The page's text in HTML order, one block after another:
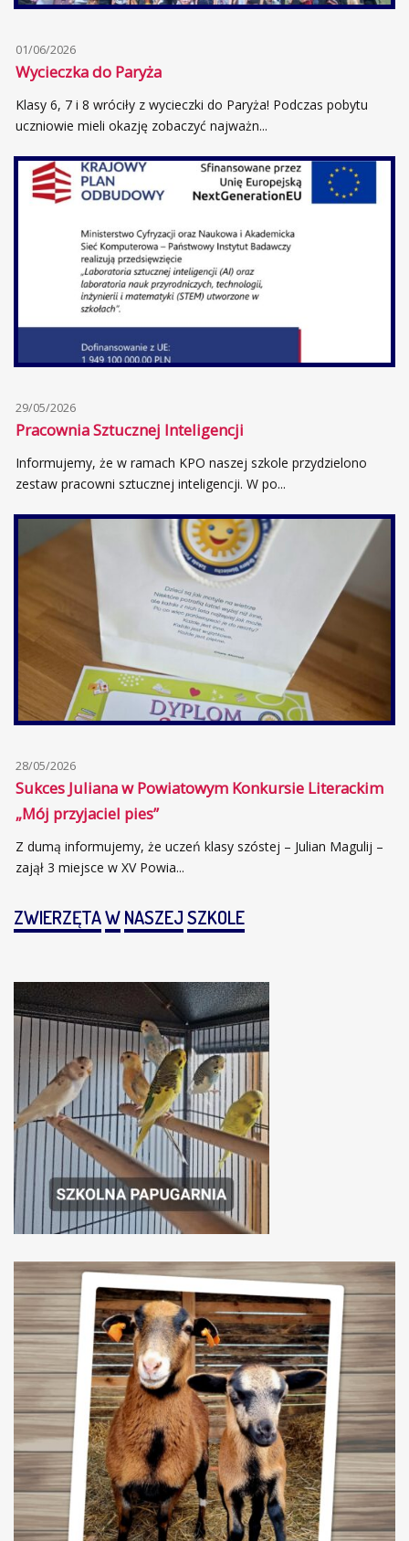
01/06/2026
Wycieczka do Paryża
Klasy 6, 7 i 8 wróciły z wycieczki do Paryża! Podczas pobytu
uczniowie mieli okazję zobaczyć najważn...
29/05/2026
Pracownia Sztucznej Inteligencji
Informujemy, że w ramach KPO naszej szkole przydzielono
zestaw pracowni sztucznej inteligencji. W po...
28/05/2026
Sukces Juliana w Powiatowym Konkursie Literackim
„Mój przyjaciel pies”
Z dumą informujemy, że uczeń klasy szóstej – Julian Magulij –
zajął 3 miejsce w XV Powia...
ZWIERZĘTAWNASZEJSZKOLE